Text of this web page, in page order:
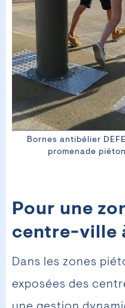
Bornes antibélier
promenade
Pour une
centre-ville
Dans les zones
exposées des